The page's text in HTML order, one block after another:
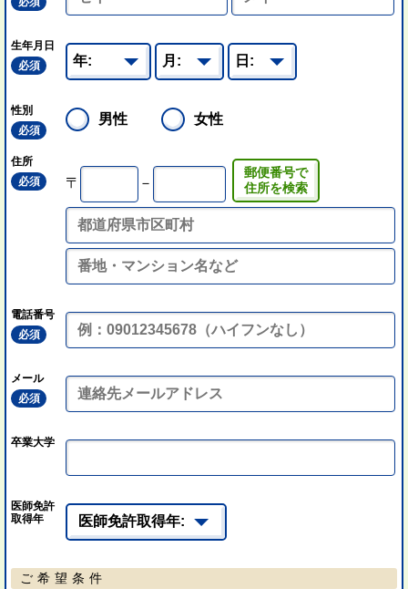
生年月日
必須
性別
必須
男性 女性
住所
必須
〒 －
郵便番号で
住所を検索
電話番号
必須
メール
必須
卒業大学
医師免許
取得年
ご希望条件